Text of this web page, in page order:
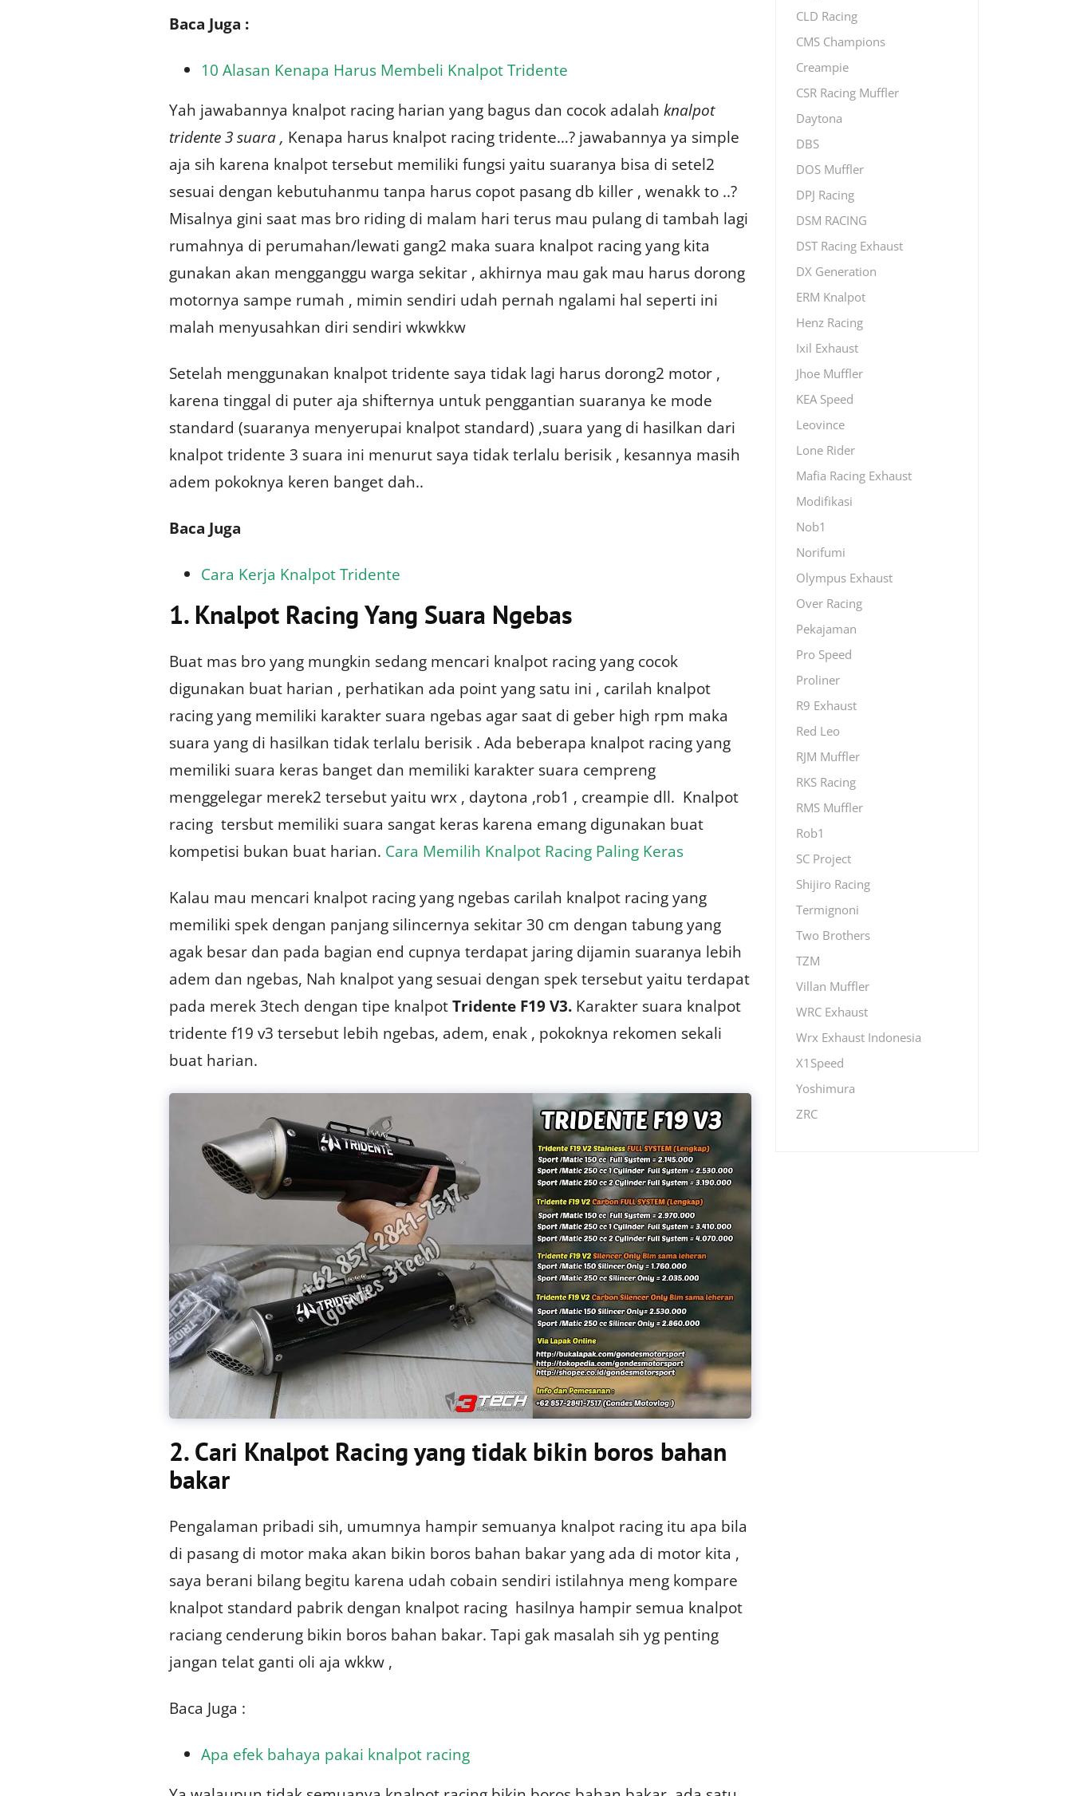
Baca Juga :
10 Alasan Kenapa Harus Membeli Knalpot Tridente
Yah jawabannya knalpot racing harian yang bagus dan cocok adalah knalpot
tridente 3 suara , Kenapa harus knalpot racing tridente…? jawabannya ya simple
aja sih karena knalpot tersebut memiliki fungsi yaitu suaranya bisa di setel2
sesuai dengan kebutuhanmu tanpa harus copot pasang db killer , wenakk to ..?
Misalnya gini saat mas bro riding di malam hari terus mau pulang di tambah lagi
rumahnya di perumahan/lewati gang2 maka suara knalpot racing yang kita
gunakan akan mengganggu warga sekitar , akhirnya mau gak mau harus dorong
motornya sampe rumah , mimin sendiri udah pernah ngalami hal seperti ini
malah menyusahkan diri sendiri wkwkkw
Setelah menggunakan knalpot tridente saya tidak lagi harus dorong2 motor ,
karena tinggal di puter aja shifternya untuk penggantian suaranya ke mode
standard (suaranya menyerupai knalpot standard) ,suara yang di hasilkan dari
knalpot tridente 3 suara ini menurut saya tidak terlalu berisik , kesannya masih
adem pokoknya keren banget dah..
Baca Juga
Cara Kerja Knalpot Tridente
1. Knalpot Racing Yang Suara Ngebas
Buat mas bro yang mungkin sedang mencari knalpot racing yang cocok
digunakan buat harian , perhatikan ada point yang satu ini , carilah knalpot
racing yang memiliki karakter suara ngebas agar saat di geber high rpm maka
suara yang di hasilkan tidak terlalu berisik . Ada beberapa knalpot racing yang
memiliki suara keras banget dan memiliki karakter suara cempreng
menggelegar merek2 tersebut yaitu wrx , daytona ,rob1 , creampie dll. Knalpot
racing tersbut memiliki suara sangat keras karena emang digunakan buat
kompetisi bukan buat harian. Cara Memilih Knalpot Racing Paling Keras
Kalau mau mencari knalpot racing yang ngebas carilah knalpot racing yang
memiliki spek dengan panjang silincernya sekitar 30 cm dengan tabung yang
agak besar dan pada bagian end cupnya terdapat jaring dijamin suaranya lebih
adem dan ngebas, Nah knalpot yang sesuai dengan spek tersebut yaitu terdapat
pada merek 3tech dengan tipe knalpotTridente F19 V3. Karakter suara knalpot
tridente f19 v3 tersebut lebih ngebas, adem, enak , pokoknya rekomen sekali
buat harian.
2. Cari Knalpot Racing yang tidak bikin boros bahan
bakar
Pengalaman pribadi sih, umumnya hampir semuanya knalpot racing itu apa bila
di pasang di motor maka akan bikin boros bahan bakar yang ada di motor kita ,
saya berani bilang begitu karena udah cobain sendiri istilahnya meng kompare
knalpot standard pabrik dengan knalpot racing hasilnya hampir semua knalpot
raciang cenderung bikin boros bahan bakar. Tapi gak masalah sih yg penting
jangan telat ganti oli aja wkkw ,
Baca Juga :
Apa efek bahaya pakai knalpot racing
CLD Racing
CMS Champions
Creampie
CSR Racing Muffler
Daytona
DBS
DOS Muffler
DPJ Racing
DSM RACING
DST Racing Exhaust
DX Generation
ERM Knalpot
Henz Racing
Ixil Exhaust
Jhoe Muffler
KEA Speed
Leovince
Lone Rider
Mafia Racing Exhaust
Modifikasi
Nob1
Norifumi
Olympus Exhaust
Over Racing
Pekajaman
Pro Speed
Proliner
R9 Exhaust
Red Leo
RJM Muffler
RKS Racing
RMS Muffler
Rob1
SC Project
Shijiro Racing
Termignoni
Two Brothers
TZM
Villan Muffler
WRC Exhaust
Wrx Exhaust Indonesia
X1Speed
Yoshimura
ZRC